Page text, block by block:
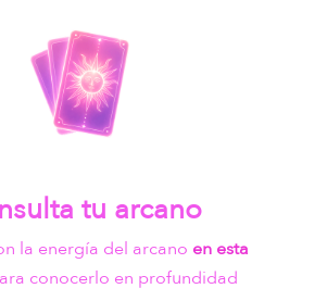
tu arcano
la energía del arcano en esta
conocerlo en profundidad